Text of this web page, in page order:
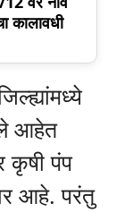
कालावधी
आहेत
कृषी पंप
आहे. परंतु